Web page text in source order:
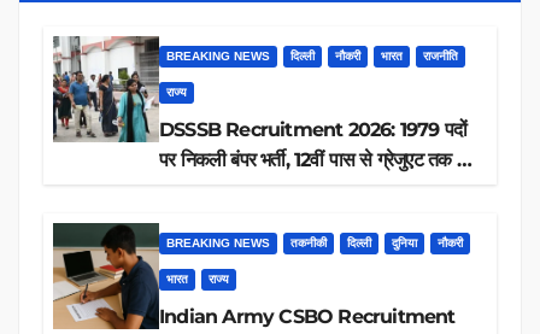
BREAKING NEWS दिल्ली नौकरी भारत राजनीति
राज्य
DSSSB Recruitment 2026: 1979 पदों
पर निकली बंपर भर्ती, 12वीं पास से ग्रेजुएट तक करें
BREAKING NEWS तकनीकी दिल्ली दुनिया नौकरी
भारत राज्य
Indian Army CSBO Recruitment